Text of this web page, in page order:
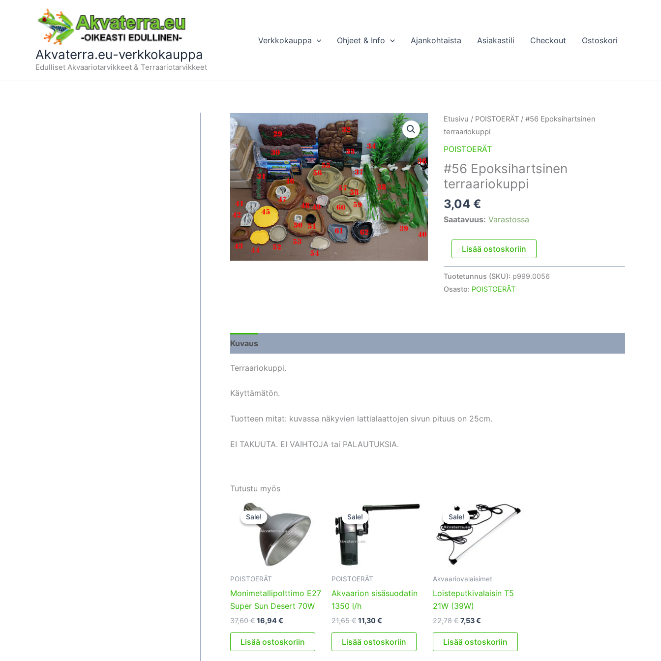
Akvaterra.eu-verkkokauppa
Edulliset Akvaariotarvikkeet & Terraariotarvikkeet
Verkkokauppa Ohjeet & Info Ajankohtaista Asiakastili Checkout Ostoskori
Etusivu / POISTOERÄT/ #56 Epoksihartsinen
terraariokuppi
POISTOERÄT
#56 Epoksihartsinen
terraariokuppi
3,04 €
Saatavuus: Varastossa
Epoksihartsinen
terraariokuppi
määrä
Lisää ostoskoriin
Tuotetunnus (SKU): p999.0056
Osasto: POISTOERÄT
Kuvaus
Terraariokuppi.
Käyttämätön.
Tuotteen mitat: kuvassa näkyvien lattialaattojen sivun pituus on 25cm.
EI TAKUUTA. EI VAIHTOJA tai PALAUTUKSIA.
Tutustu myös
Sale!
Sale!
POISTOERÄT
Monimetallipolttimo E27
Super Sun Desert 70W
37,60€Alkuperäinen
oli:
37,60 €.
16,94€
on:
16,94 €.
Lisää ostoskoriin
Sale!
Sale!
POISTOERÄT
Akvaarion sisäsuodatin
1350 l/h
21,65€Alkuperäinen
oli:
21,65 €.
11,30€Nykyinen
on:
11,30 €.
Lisää ostoskoriin
Sale!
Sale!
Akvaariovalaisimet
Loisteputkivalaisin T5
21W (39W)
22,78€ Alkuperäinen
oli:
22,78 €.
7,53€Nykyinen
on:
7,53 €.
Lisää ostoskoriin